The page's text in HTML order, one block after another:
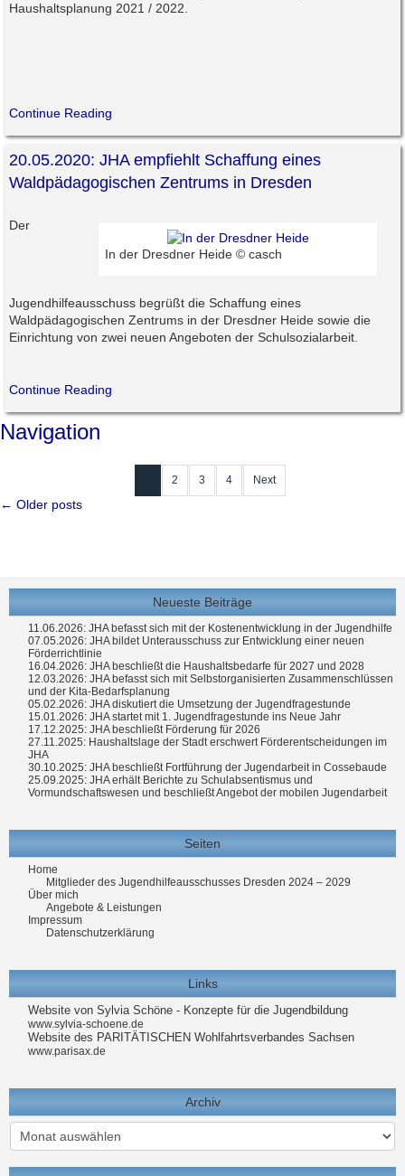
Haushaltsplanung 2021 / 2022.
Continue Reading
20.05.2020: JHA empfiehlt Schaffung eines
Waldpädagogischen Zentrums in Dresden
In der Dresdner Heide © casch
Der
Jugendhilfeausschuss begrüßt die Schaffung eines
Waldpädagogischen Zentrums in der Dresdner Heide sowie die
Einrichtung von zwei neuen Angeboten der Schulsozialarbeit.
Continue Reading
Navigation
2 3 4 Next
← Older posts
Neueste Beiträge
11.06.2026: JHA befasst sich mit der Kostenentwicklung in der Jugendhilfe
07.05.2026: JHA bildet Unterausschuss zur Entwicklung einer neuen
Förderrichtlinie
16.04.2026: JHA beschließt die Haushaltsbedarfe für 2027 und 2028
12.03.2026: JHA befasst sich mit Selbstorganisierten Zusammenschlüssen
und der Kita-Bedarfsplanung
05.02.2026: JHA diskutiert die Umsetzung der Jugendfragestunde
15.01.2026: JHA startet mit 1. Jugendfragestunde ins Neue Jahr
17.12.2025: JHA beschließt Förderung für 2026
27.11.2025: Haushaltslage der Stadt erschwert Förderentscheidungen im
JHA
30.10.2025: JHA beschließt Fortführung der Jugendarbeit in Cossebaude
25.09.2025: JHA erhält Berichte zu Schulabsentismus und
Vormundschaftswesen und beschließt Angebot der mobilen Jugendarbeit
Seiten
Home
Mitglieder des Jugendhilfeausschusses Dresden 2024 – 2029
Über mich
Angebote & Leistungen
Impressum
Datenschutzerklärung
Links
Website von Sylvia Schöne - Konzepte für die Jugendbildung
www.sylvia-schoene.de
Website des PARITÄTISCHEN Wohlfahrtsverbandes Sachsen
www.parisax.de
Archiv
Archiv